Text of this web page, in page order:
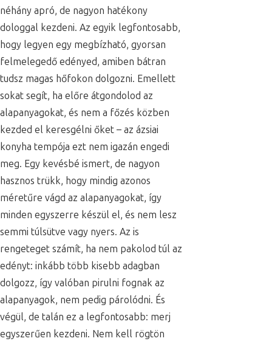
néhány apró, de nagyon hatékony
dologgal kezdeni. Az egyik legfontosabb,
hogy legyen egy megbízható, gyorsan
felmelegedő edényed, amiben bátran
tudsz magas hőfokon dolgozni. Emellett
sokat segít, ha előre átgondolod az
alapanyagokat, és nem a főzés közben
kezded el keresgélni őket – az ázsiai
konyha tempója ezt nem igazán engedi
meg. Egy kevésbé ismert, de nagyon
hasznos trükk, hogy mindig azonos
méretűre vágd az alapanyagokat, így
minden egyszerre készül el, és nem lesz
semmi túlsütve vagy nyers. Az is
rengeteget számít, ha nem pakolod túl az
edényt: inkább több kisebb adagban
dolgozz, így valóban pirulni fognak az
alapanyagok, nem pedig párolódni. És
végül, de talán ez a legfontosabb: merj
egyszerűen kezdeni. Nem kell rögtön